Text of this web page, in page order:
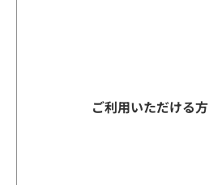
ご利用いただける方